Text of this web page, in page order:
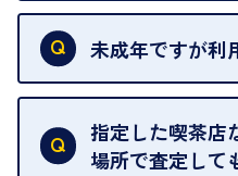
本人確認書類をご用
類はこちらをご確認
未成年ですが利
18歳未満の方は、保
ただけません。
指定した喫茶店
場所で査定して